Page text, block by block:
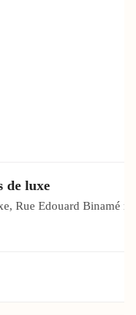
de luxe
Rue Edouard Binamé